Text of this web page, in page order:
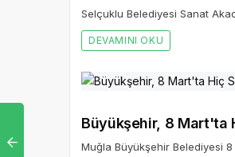
Selçuklu Belediyesi Sanat
DEVAMINI OKU
Büyükşehir, 8 Mart'ta
Muğla Büyükşehir Belediyesi